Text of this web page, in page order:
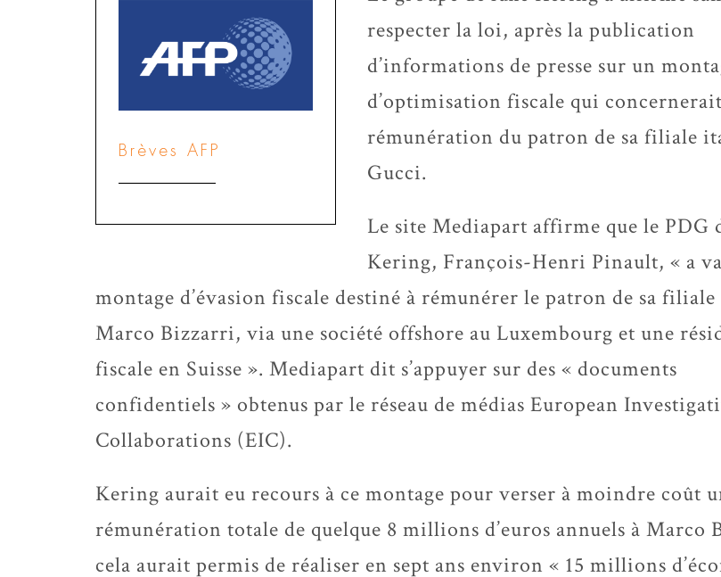
Brèves AFP
respecter la loi, après la publication
d’informations de presse sur un
d’optimisation fiscale qui
rémunération du patron de sa filiale
Gucci.
Le site Mediapart affirme que le PDG
Kering, François-Henri Pinault, « a
montage d’évasion fiscale destiné à rémunérer le patron de sa
Marco Bizzarri, via une société offshore au Luxembourg et une
fiscale en Suisse ». Mediapart dit s’appuyer sur des « documents
confidentiels » obtenus par le réseau de médias European
Collaborations (EIC).
Kering aurait eu recours à ce montage pour verser à moindre coût
rémunération totale de quelque 8 millions d’euros annuels à Marco
cela aurait permis de réaliser en sept ans environ « 15 millions